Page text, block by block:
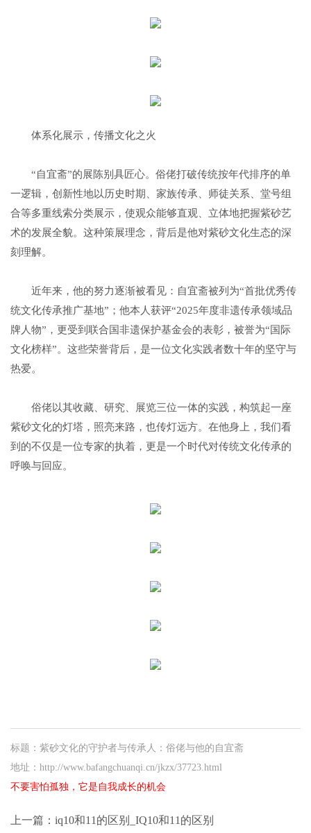
体系化展示，传播文化之火
“自宜斋”的展陈别具匠心。俗佬打破传统按年代排序的单
一逻辑，创新性地以历史时期、家族传承、师徒关系、堂号组
合等多重线索分类展示，使观众能够直观、立体地把握紫砂艺
术的发展全貌。这种策展理念，背后是他对紫砂文化生态的深
刻理解。
近年来，他的努力逐渐被看见：自宜斋被列为“首批优秀传
统文化传承推广基地”；他本人获评“2025年度非遗传承领域品
牌人物”，更受到联合国非遗保护基金会的表彰，被誉为“国际
文化榜样”。这些荣誉背后，是一位文化实践者数十年的坚守与
热爱。
俗佬以其收藏、研究、展览三位一体的实践，构筑起一座
紫砂文化的灯塔，照亮来路，也传灯远方。在他身上，我们看
到的不仅是一位专家的执着，更是一个时代对传统文化传承的
呼唤与回应。
标题：紫砂文化的守护者与传承人：俗佬与他的自宜斋
地址：http://www.bafangchuanqi.cn/jkzx/37723.html
不要害怕孤独，它是自我成长的机会
上一篇： iq10和11的区别_IQ10和11的区别